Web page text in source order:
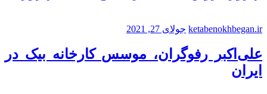
ketabenokhbegan.ir جولای 27, 2021
علی‌اکبر رفوگران، موسس کارخانه بیک در
ایران